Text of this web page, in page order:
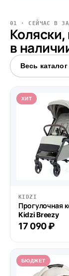
01 · СЕЙЧАС В
Коляски,
в
Весь
ХИТ
KIDZI
Прогулочная
Kidzi Breezy
17 090 ₽
БЮДЖЕТ